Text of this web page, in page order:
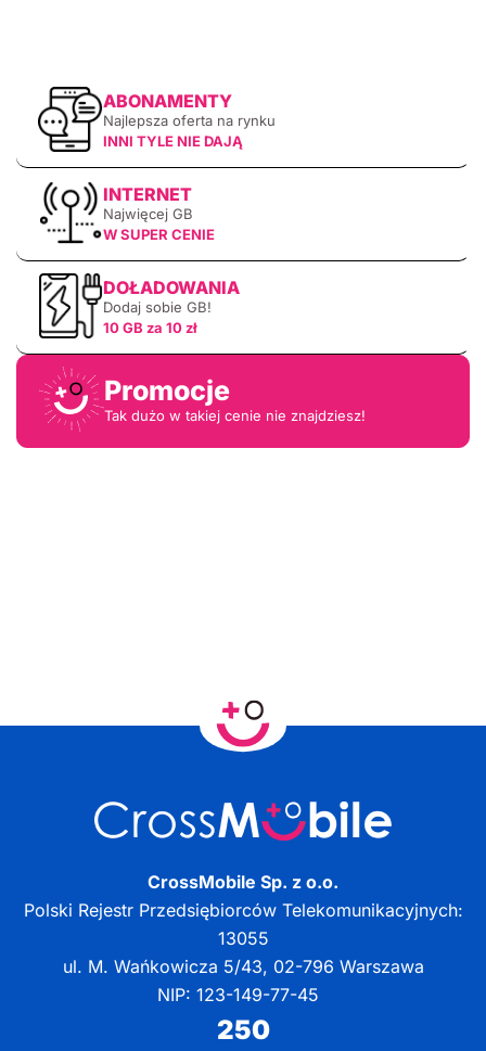
ABONAMENTY
Najlepsza oferta na rynku
INNI TYLE NIE DAJĄ
INTERNET
Najwięcej GB
W SUPER CENIE
DOŁADOWANIA
Dodaj sobie GB!
10 GB za 10 zł
Promocje
Tak dużo w takiej cenie nie znajdziesz!
CrossMobile Sp. z o.o.
Polski Rejestr Przedsiębiorców Telekomunikacyjnych:
13055
ul. M. Wańkowicza 5/43, 02-796 Warszawa
NIP: 123-149-77-45
250